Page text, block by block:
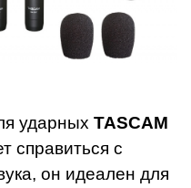
ударных TASCAM
справиться с
он идеален для